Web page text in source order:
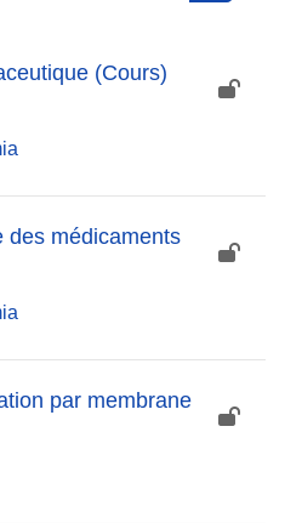
(Cours)
des médicaments
par membrane